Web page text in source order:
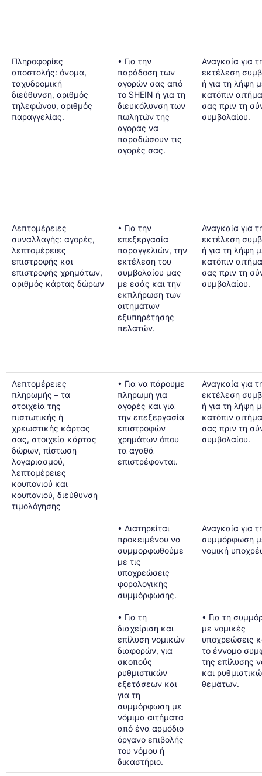
Πληροφορίες
αποστολής: όνομα,
ταχυδρομική
διεύθυνση, αριθμός
τηλεφώνου, αριθμός
παραγγελίας.
• Για την
παράδοση των
αγορών σας από
το SHEIN ή για τη
διευκόλυνση των
πωλητών της
αγοράς να
παραδώσουν τις
αγορές σας.
Αναγκαία για
εκτέλεση
ή για τη λήψη
κατόπιν
σας πριν τη
συμβολαίου.
Λεπτομέρειες
συναλλαγής: αγορές,
λεπτομέρειες
επιστροφής και
επιστροφής χρημάτων,
αριθμός κάρτας δώρων
• Για την
επεξεργασία
παραγγελιών, την
εκτέλεση του
συμβολαίου μας
με εσάς και την
εκπλήρωση των
αιτημάτων
εξυπηρέτησης
πελατών.
Αναγκαία για
εκτέλεση
ή για τη λήψη
κατόπιν
σας πριν τη
συμβολαίου.
Λεπτομέρειες
πληρωμής – τα
στοιχεία της
πιστωτικής ή
χρεωστικής κάρτας
σας, στοιχεία κάρτας
δώρων, πίστωση
λογαριασμού,
λεπτομέρειες
κουπονιού και
κουπονιού, διεύθυνση
τιμολόγησης
• Για να πάρουμε
πληρωμή για
αγορές και για
την επεξεργασία
επιστροφών
χρημάτων όπου
τα αγαθά
επιστρέφονται.
Αναγκαία για
εκτέλεση
ή για τη λήψη
κατόπιν
σας πριν τη
συμβολαίου.
• Διατηρείται
προκειμένου να
συμμορφωθούμε
με τις
υποχρεώσεις
φορολογικής
συμμόρφωσης.
Αναγκαία για
συμμόρφωση
νομική
• Για τη
διαχείριση και
επίλυση νομικών
διαφορών, για
σκοπούς
ρυθμιστικών
εξετάσεων και
για τη
συμμόρφωση με
νόμιμα αιτήματα
από ένα αρμόδιο
όργανο επιβολής
του νόμου ή
δικαστήριο.
• Για τη
με νομικές
υποχρεώσεις
το έννομο
της επίλυσης
και
θεμάτων.